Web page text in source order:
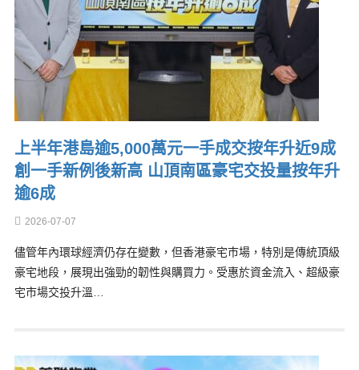
上半年港島逾5,000萬元一手成交按年升近9成
創一手新例後新高 山頂南區豪宅交投量按年升
逾6成
2026-07-07
儘管年內環球經濟仍存在變數，但香港豪宅市場，特別是傳統頂級
豪宅地段，展現出強勁的韌性與購買力。受惠於資金流入、超級豪
宅市場交投升溫…